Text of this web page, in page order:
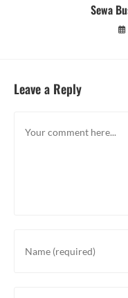
Sewa
Leave a Reply
your